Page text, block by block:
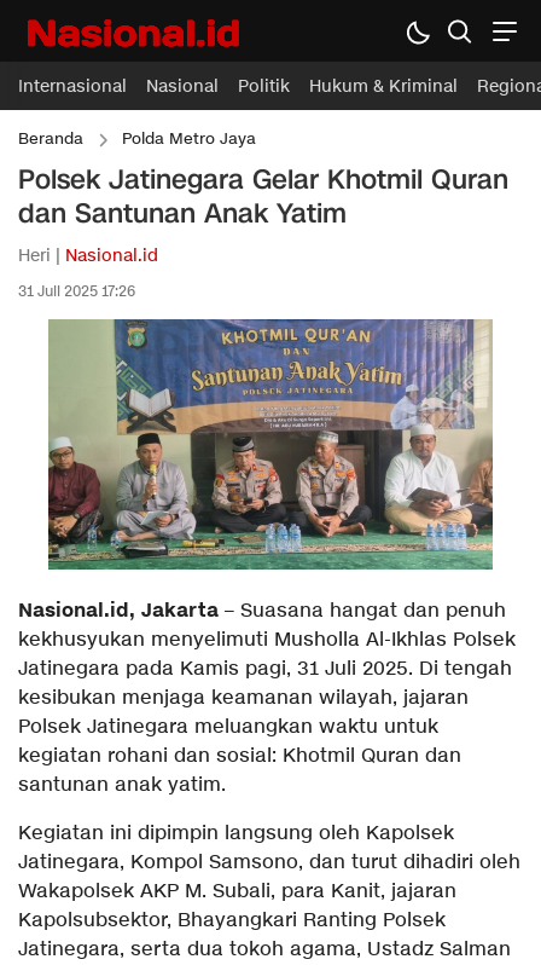
Internasional Nasional Politik Hukum & Kriminal
Beranda Polda Metro Jaya
Polsek Jatinegara Gelar Khotmil Quran
dan Santunan Anak Yatim
Heri | Nasional.id
31 Juli 2025 17:26
Nasional.id, Jakarta – Suasana hangat dan penuh
kekhusyukan menyelimuti Musholla Al-Ikhlas Polsek
Jatinegara pada Kamis pagi, 31 Juli 2025. Di tengah
kesibukan menjaga keamanan wilayah, jajaran
Polsek Jatinegara meluangkan waktu untuk
kegiatan rohani dan sosial: Khotmil Quran dan
santunan anak yatim.
Kegiatan ini dipimpin langsung oleh Kapolsek
Jatinegara, Kompol Samsono, dan turut dihadiri oleh
Wakapolsek AKP M. Subali, para Kanit, jajaran
Kapolsubsektor, Bhayangkari Ranting Polsek
Jatinegara, serta dua tokoh agama, Ustadz Salman